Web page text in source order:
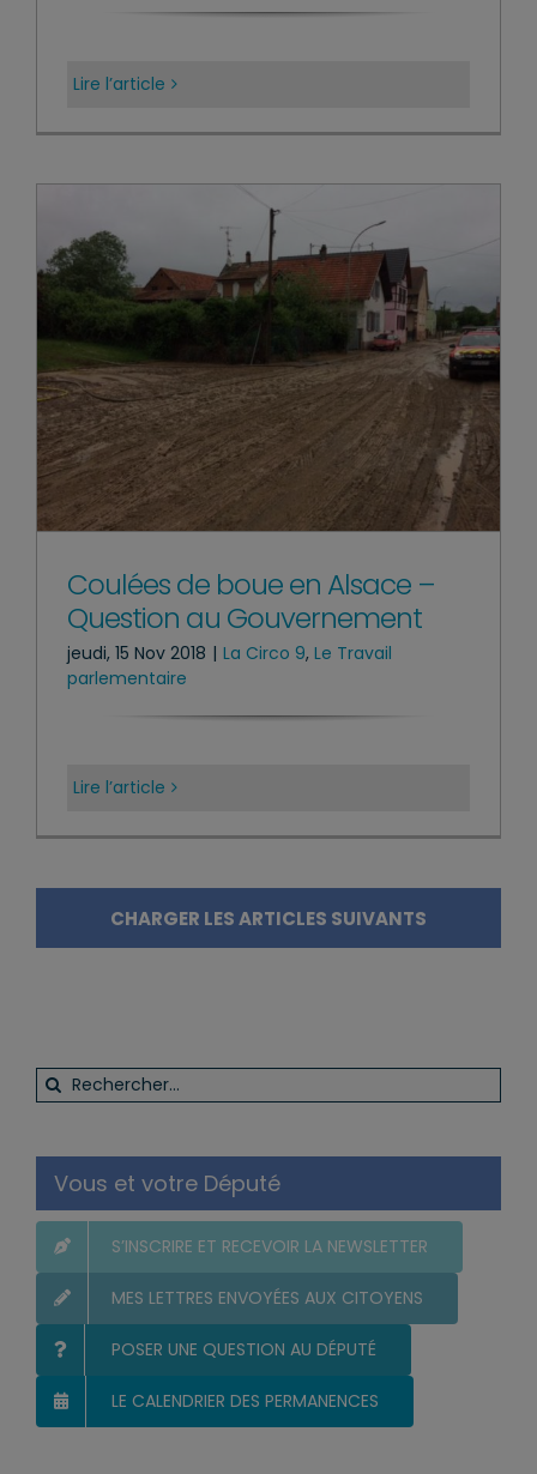
Lire l’article
Coulées de boue en Alsace –
Question au Gouvernement
jeudi, 15 Nov 2018 | La Circo 9, Le Travail
parlementaire
Lire l’article
CHARGER LES ARTICLES SUIVANTS
Rechercher:
Vous et votre Député
S’INSCRIRE ET RECEVOIR LA NEWSLETTER
MES LETTRES ENVOYÉES AUX CITOYENS
POSER UNE QUESTION AU DÉPUTÉ
LE CALENDRIER DES PERMANENCES